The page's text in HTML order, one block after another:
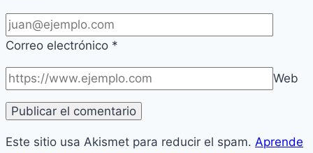
Correo electrónico *
Web
Este sitio usa Akismet para reducir el spam. Aprende